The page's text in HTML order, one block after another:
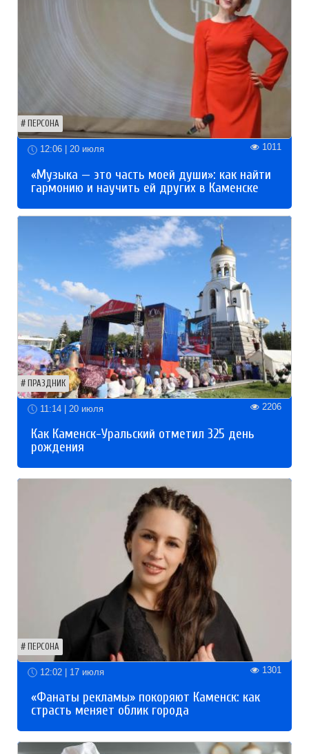
ПЕРСОНА
12:06 | 20 июля 1011
«Музыка — это часть моей души»: как найти
гармонию и научить ей других в Каменске
ПРАЗДНИК
11:14 | 20 июля 2206
Как Каменск-Уральский отметил 325 день
рождения
ПЕРСОНА
12:02 | 17 июля 1301
«Фанаты рекламы» покоряют Каменск: как
страсть меняет облик города